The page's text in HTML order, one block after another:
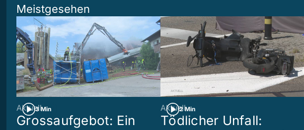
Meistgesehen
3 Min
Aktuell
Grossaufgebot: Ein
2 Min
Aktuell
Tödlicher Unfall: